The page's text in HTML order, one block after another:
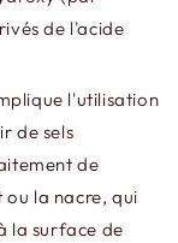
de l'acide
l'utilisation
de sels
de
ou la nacre, qui
la surface de